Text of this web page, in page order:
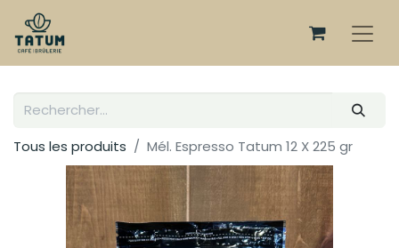
Tous les produits Mél. Espresso Tatum 12 X 225 gr